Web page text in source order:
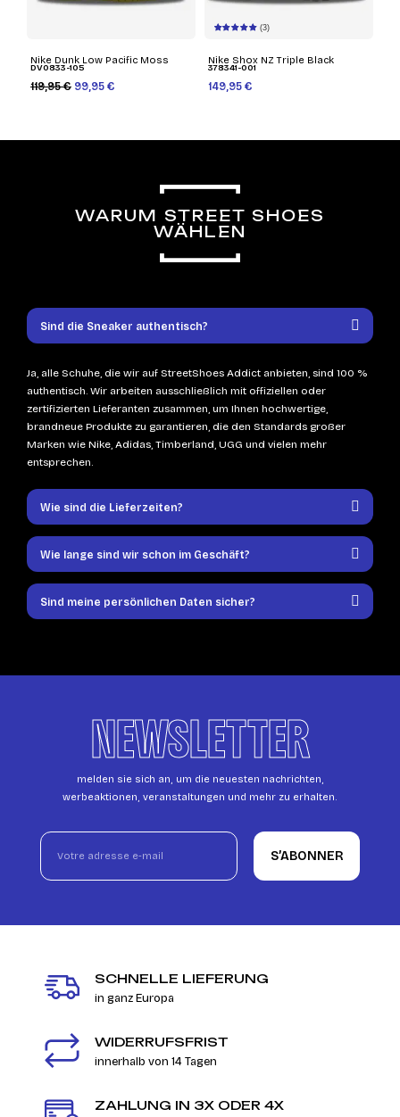
Nike Dunk Low Pacific Moss
DV0833-105
119,95 € 99,95 €
(3)
Nike Shox NZ Triple Black
378341-001
149,95 €
WARUM STREET SHOES
WÄHLEN
Sind die Sneaker authentisch?
Ja, alle Schuhe, die wir auf StreetShoes Addict anbieten, sind 100 %
authentisch. Wir arbeiten ausschließlich mit offiziellen oder
zertifizierten Lieferanten zusammen, um Ihnen hochwertige,
brandneue Produkte zu garantieren, die den Standards großer
Marken wie Nike, Adidas, Timberland, UGG und vielen mehr
entsprechen.
Wie sind die Lieferzeiten?
Wie lange sind wir schon im Geschäft?
Sind meine persönlichen Daten sicher?
NEWSLETTER
melden sie sich an, um die neuesten nachrichten,
werbeaktionen, veranstaltungen und mehr zu erhalten.
S’ABONNER
SCHNELLE LIEFERUNG
in ganz Europa
WIDERRUFSFRIST
innerhalb von 14 Tagen
ZAHLUNG IN 3X ODER 4X